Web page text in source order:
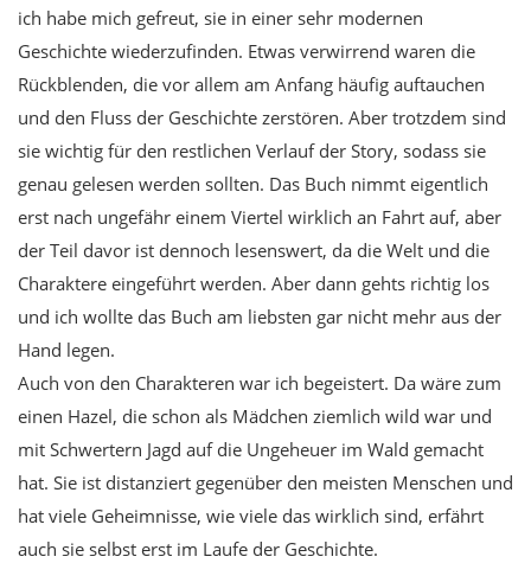
ich habe mich gefreut, sie in einer sehr modernen
Geschichte wiederzufinden. Etwas verwirrend waren die
Rückblenden, die vor allem am Anfang häufig auftauchen
und den Fluss der Geschichte zerstören. Aber trotzdem sind
sie wichtig für den restlichen Verlauf der Story, sodass sie
genau gelesen werden sollten. Das Buch nimmt eigentlich
erst nach ungefähr einem Viertel wirklich an Fahrt auf, aber
der Teil davor ist dennoch lesenswert, da die Welt und die
Charaktere eingeführt werden. Aber dann gehts richtig los
und ich wollte das Buch am liebsten gar nicht mehr aus der
Hand legen.
Auch von den Charakteren war ich begeistert. Da wäre zum
einen Hazel, die schon als Mädchen ziemlich wild war und
mit Schwertern Jagd auf die Ungeheuer im Wald gemacht
hat. Sie ist distanziert gegenüber den meisten Menschen und
hat viele Geheimnisse, wie viele das wirklich sind, erfährt
auch sie selbst erst im Laufe der Geschichte.